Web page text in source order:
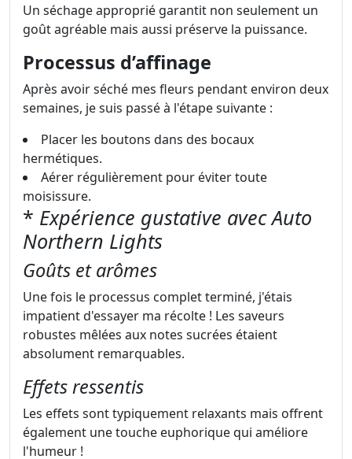
Un séchage approprié garantit non seulement un
goût agréable mais aussi préserve la puissance.
Processus d’affinage
Après avoir séché mes fleurs pendant environ deux
semaines, je suis passé à l'étape suivante :
Placer les boutons dans des bocaux
hermétiques.
Aérer régulièrement pour éviter toute
moisissure.
* Expérience gustative avec Auto
Northern Lights
Goûts et arômes
Une fois le processus complet terminé, j'étais
impatient d'essayer ma récolte ! Les saveurs
robustes mêlées aux notes sucrées étaient
absolument remarquables.
Effets ressentis
Les effets sont typiquement relaxants mais offrent
également une touche euphorique qui améliore
l'humeur !